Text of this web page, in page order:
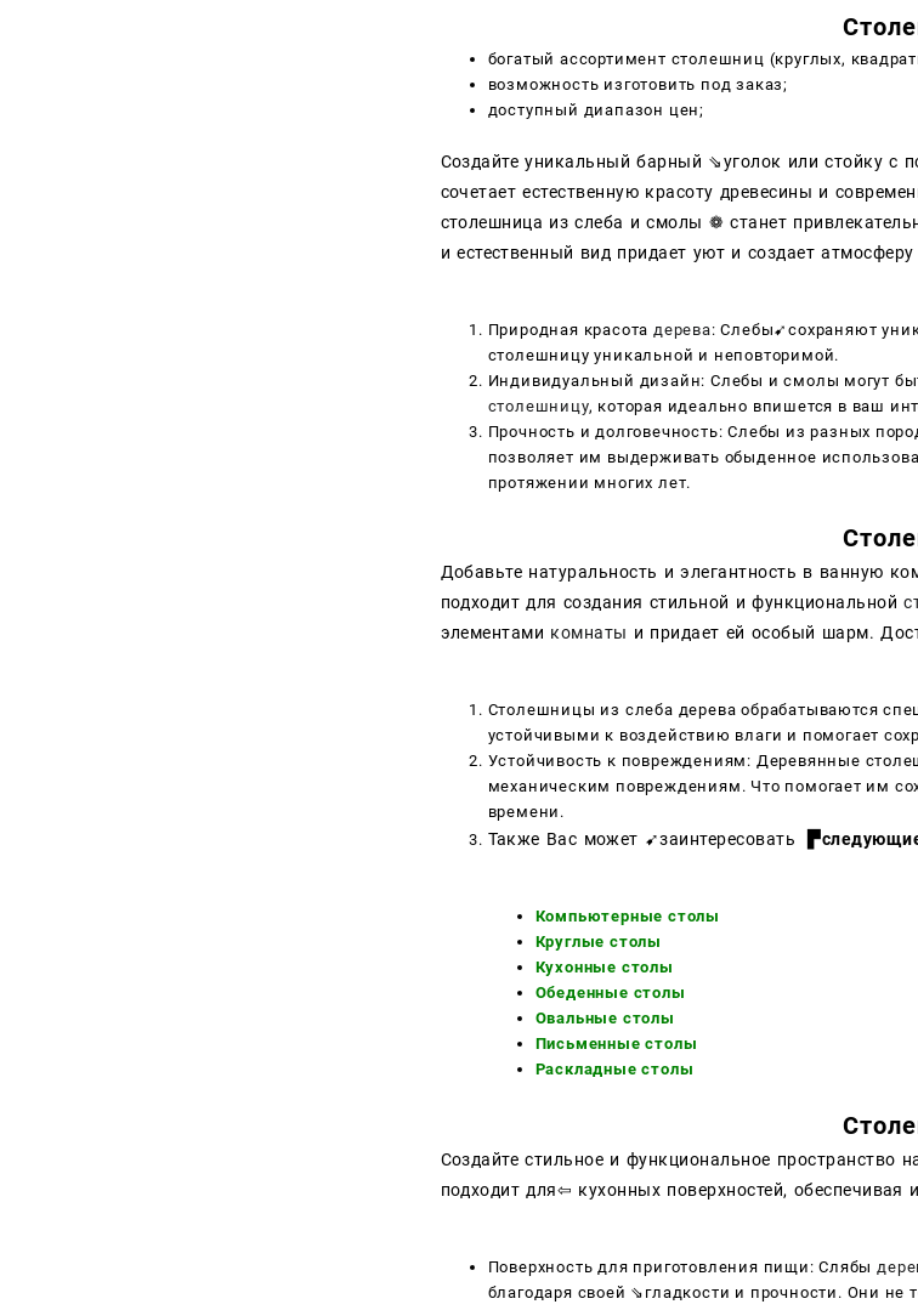
богатый ассортимент столешниц (круглых,
возможность изготовить под заказ;
доступный диапазон цен;
Создайте уникальный барный ⇘уголок или стойку с
сочетает естественную красоту древесины и
столешница из слеба и смолы ❁ станет
и естественный вид придает уют и создает
Природная красота дерева: Слебы➹сохраняют
столешницу уникальной и неповторимой.
Индивидуальный дизайн: Слебы и смолы могут
столешницу, которая идеально впишется в ваш
Прочность и долговечность: Слебы из разных
позволяет им выдерживать обыденное
протяжении многих лет.
Добавьте натуральность и элегантность в ванную
подходит для создания стильной и функциональной
элементами комнаты и придает ей особый шарм.
Столешницы из слеба дерева обрабатываются
устойчивыми к воздействию влаги и помогает
Устойчивость к повреждениям: Деревянные
механическим повреждениям. Что помогает им
времени.
Также Вас может ➹заинтересовать
Компьютерные столы
Круглые столы
Кухонные столы
Обеденные столы
Овальные столы
Письменные столы
Раскладные столы
Создайте стильное и функциональное
подходит для⇦ кухонных поверхностей, обеспечивая
Поверхность для приготовления пищи: Слябы
благодаря своей ⇘гладкости и прочности. Они не